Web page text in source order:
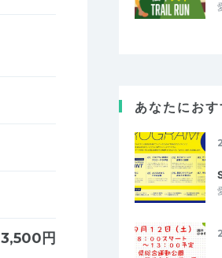
3,500円
あなたにお